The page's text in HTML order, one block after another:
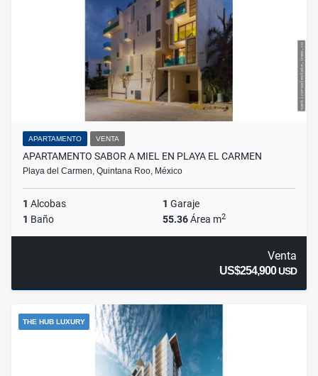
APARTAMENTO VENTA
APARTAMENTO SABOR A MIEL EN PLAYA EL CARMEN
Playa del Carmen, Quintana Roo, México
1 Alcobas 1 Garaje
1 Baño 55.36Área m2
Venta
US$254,900USD
THE HUB LUXURY